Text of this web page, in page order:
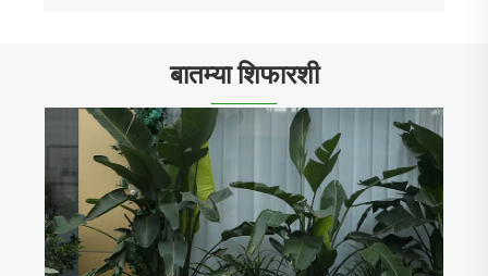
बातम्या शिफारशी